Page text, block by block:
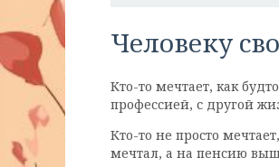
Человеку
Кто-то мечтает, как
профессией, с другой
Кто-то не просто
мечтал, а на пенсию